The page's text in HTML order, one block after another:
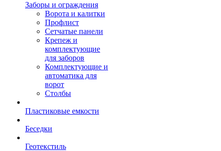
Заборы и ограждения
Ворота и калитки
Профлист
Сетчатые панели
Крепеж и
комплектующие
для заборов
Комплектующие и
автоматика для
ворот
Столбы
Пластиковые емкости
Беседки
Геотекстиль